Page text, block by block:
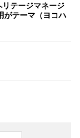
テージマネージ
がテーマ（ヨコハ